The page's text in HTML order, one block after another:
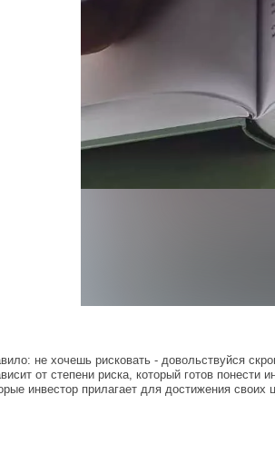
не хочешь рисковать - довольствуйся
от степени риска, который готов
инвестор прилагает для достижения своих